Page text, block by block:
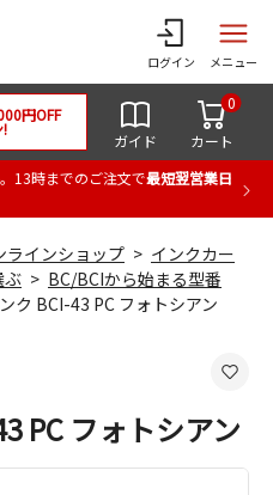
ログイン メニュー
円OFF
!
ガイド カート
0
。13時までのご注文で最短翌営業日
ラインショップ
インクカー
ぶ
BC/BCIから始まる型番
ク BCI-43 PC フォトシアン
PC フォトシアン